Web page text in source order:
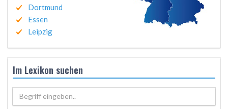
Dortmund
Essen
Leipzig
Im Lexikon suchen
Begriff eingeben..